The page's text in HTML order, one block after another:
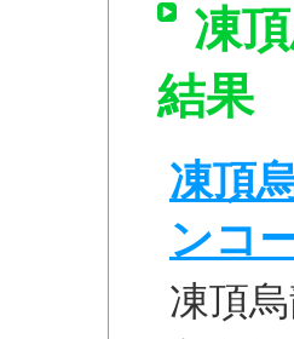
凍
結果
凍頂
ンコ
凍頂